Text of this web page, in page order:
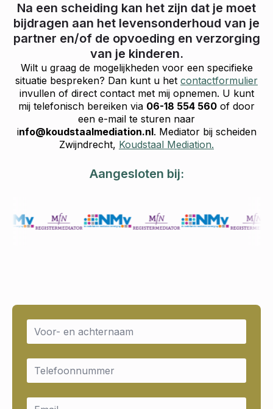
Na een scheiding kan het zijn dat je moet
bijdragen aan het levensonderhoud van je
partner en/of de opvoeding en verzorging
van je kinderen.
Wilt u graag de mogelijkheden voor een specifieke
situatie bespreken? Dan kunt u het contactformulier
invullen of direct contact met mij opnemen. U kunt
mij telefonisch bereiken via 06-18 554 560 of door
een e-mail te sturen naar
info@koudstaalmediation.nl. Mediator bij scheiden
Zwijndrecht, Koudstaal Mediation.
Aangesloten bij:
Name
Email
Email